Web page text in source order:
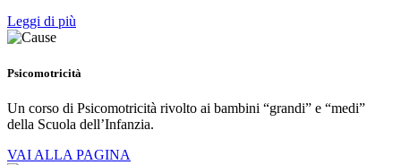
Leggi di più
Psicomotricità
Un corso di Psicomotricità rivolto ai bambini “grandi” e “medi”
della Scuola dell’Infanzia.
VAI ALLA PAGINA